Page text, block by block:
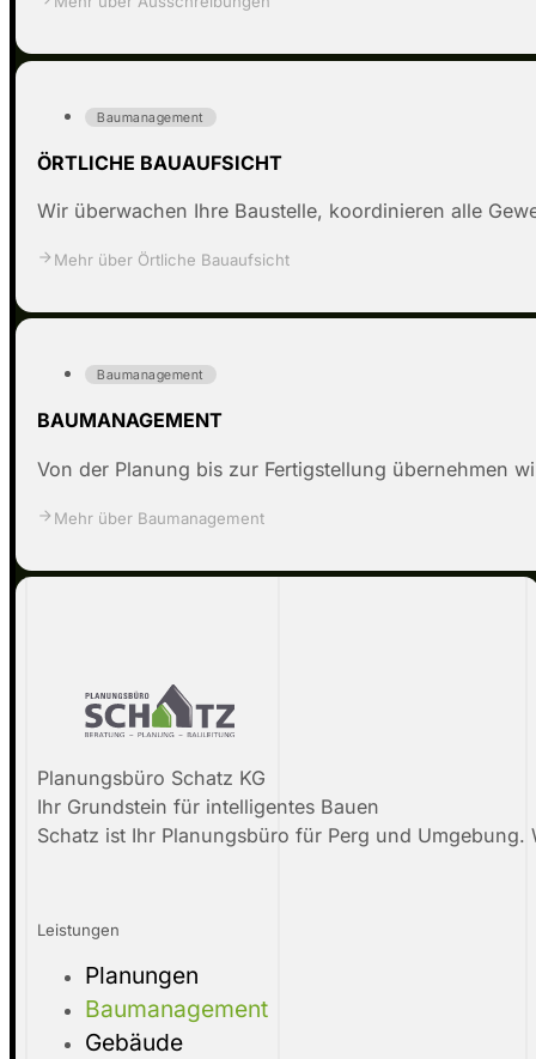
Baumanagement
ÖRTLICHE BAUAUFSICHT
Wir überwachen Ihre Baustelle, koordinieren alle
Mehr über Örtliche Bauaufsicht
Baumanagement
BAUMANAGEMENT
Von der Planung bis zur Fertigstellung übernehmen
Mehr über Baumanagement
Planungsbüro Schatz KG
Ihr Grundstein für intelligentes Bauen
Schatz ist Ihr Planungsbüro für Perg und
Leistungen
Planungen
Baumanagement
Gebäude